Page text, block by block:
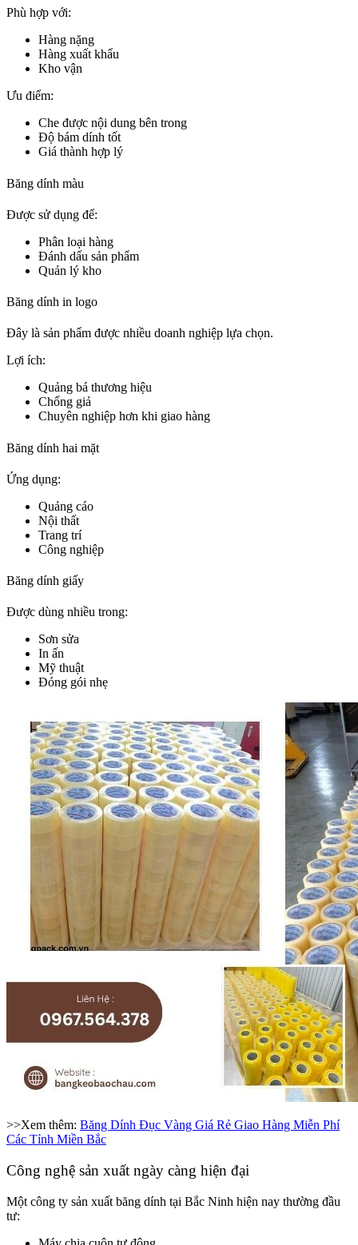
Phù hợp với:
Hàng nặng
Hàng xuất khẩu
Kho vận
Ưu điểm:
Che được nội dung bên trong
Độ bám dính tốt
Giá thành hợp lý
Băng dính màu
Được sử dụng để:
Phân loại hàng
Đánh dấu sản phẩm
Quản lý kho
Băng dính in logo
Đây là sản phẩm được nhiều doanh nghiệp lựa chọn.
Lợi ích:
Quảng bá thương hiệu
Chống giả
Chuyên nghiệp hơn khi giao hàng
Băng dính hai mặt
Ứng dụng:
Quảng cáo
Nội thất
Trang trí
Công nghiệp
Băng dính giấy
Được dùng nhiều trong:
Sơn sửa
In ấn
Mỹ thuật
Đóng gói nhẹ
>>Xem thêm: Băng Dính Đục Vàng Giá Rẻ Giao Hàng Miễn Phí
Các Tỉnh Miền Bắc
Công nghệ sản xuất ngày càng hiện đại
Một công ty sản xuất băng dính tại Bắc Ninh hiện nay thường đầu
tư: